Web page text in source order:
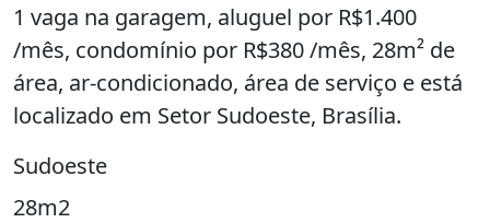
1 vaga na garagem, aluguel por R$1.400
/mês, condomínio por R$380 /mês, 28m² de
área, ar-condicionado, área de serviço e está
localizado em Setor Sudoeste, Brasília.
Sudoeste
28m2